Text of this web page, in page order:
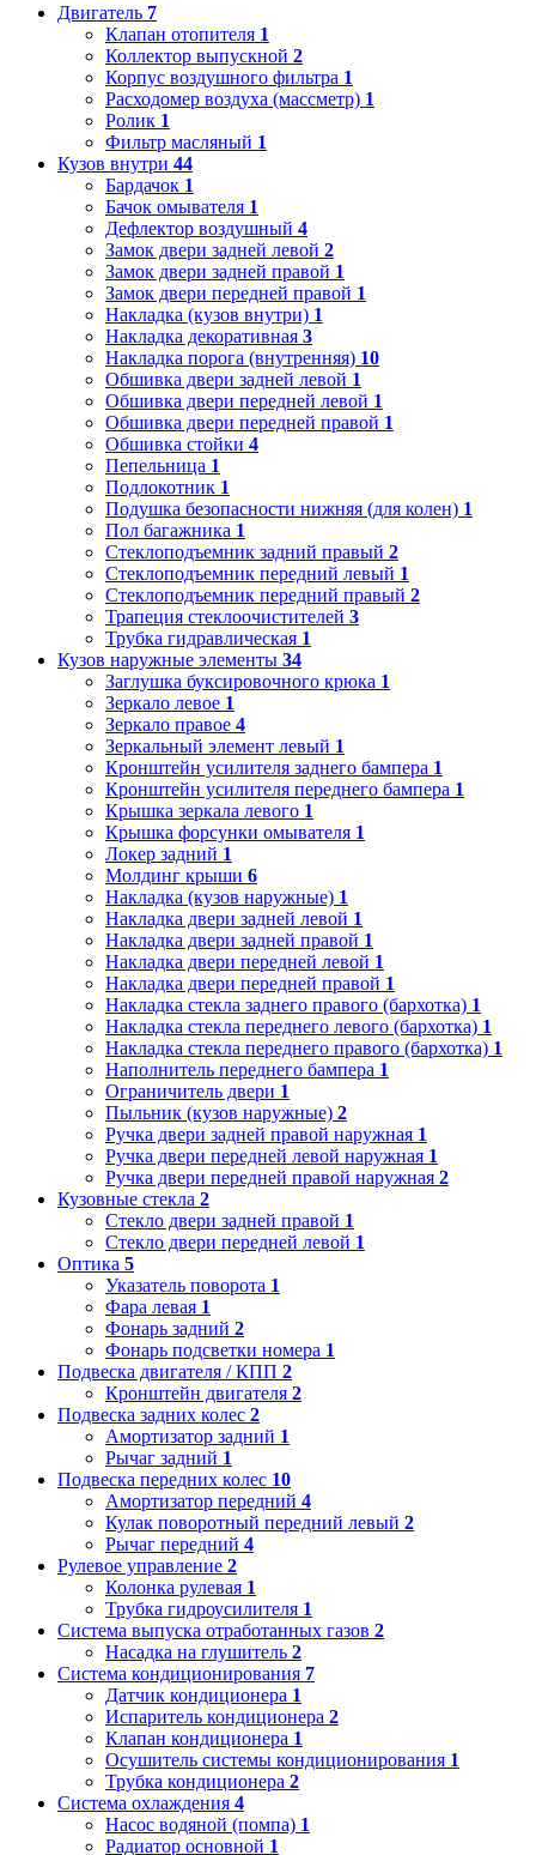
Двигатель 7
Клапан отопителя 1
Коллектор выпускной 2
Корпус воздушного фильтра 1
Расходомер воздуха (массметр) 1
Ролик 1
Фильтр масляный 1
Кузов внутри 44
Бардачок 1
Бачок омывателя 1
Дефлектор воздушный 4
Замок двери задней левой 2
Замок двери задней правой 1
Замок двери передней правой 1
Накладка (кузов внутри) 1
Накладка декоративная 3
Накладка порога (внутренняя) 10
Обшивка двери задней левой 1
Обшивка двери передней левой 1
Обшивка двери передней правой 1
Обшивка стойки 4
Пепельница 1
Подлокотник 1
Подушка безопасности нижняя (для колен) 1
Пол багажника 1
Стеклоподъемник задний правый 2
Стеклоподъемник передний левый 1
Стеклоподъемник передний правый 2
Трапеция стеклоочистителей 3
Трубка гидравлическая 1
Кузов наружные элементы 34
Заглушка буксировочного крюка 1
Зеркало левое 1
Зеркало правое 4
Зеркальный элемент левый 1
Кронштейн усилителя заднего бампера 1
Кронштейн усилителя переднего бампера 1
Крышка зеркала левого 1
Крышка форсунки омывателя 1
Локер задний 1
Молдинг крыши 6
Накладка (кузов наружные) 1
Накладка двери задней левой 1
Накладка двери задней правой 1
Накладка двери передней левой 1
Накладка двери передней правой 1
Накладка стекла заднего правого (бархотка) 1
Накладка стекла переднего левого (бархотка) 1
Накладка стекла переднего правого (бархотка) 1
Наполнитель переднего бампера 1
Ограничитель двери 1
Пыльник (кузов наружные) 2
Ручка двери задней правой наружная 1
Ручка двери передней левой наружная 1
Ручка двери передней правой наружная 2
Кузовные стекла 2
Стекло двери задней правой 1
Стекло двери передней левой 1
Оптика 5
Указатель поворота 1
Фара левая 1
Фонарь задний 2
Фонарь подсветки номера 1
Подвеска двигателя / КПП 2
Кронштейн двигателя 2
Подвеска задних колес 2
Амортизатор задний 1
Рычаг задний 1
Подвеска передних колес 10
Амортизатор передний 4
Кулак поворотный передний левый 2
Рычаг передний 4
Рулевое управление 2
Колонка рулевая 1
Трубка гидроусилителя 1
Система выпуска отработанных газов 2
Насадка на глушитель 2
Система кондиционирования 7
Датчик кондиционера 1
Испаритель кондиционера 2
Клапан кондиционера 1
Осушитель системы кондиционирования 1
Трубка кондиционера 2
Система охлаждения 4
Насос водяной (помпа) 1
Радиатор основной 1